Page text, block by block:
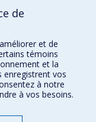
de
et de
témoins
et la
enregistrent vos
à notre
à vos besoins.